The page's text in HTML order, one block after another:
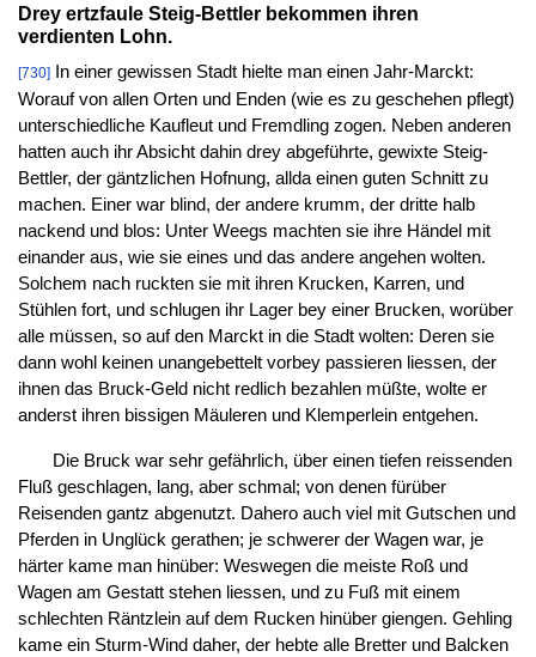
Drey ertzfaule Steig-Bettler bekommen ihren
verdienten Lohn.
[730]In einer gewissen Stadt hielte man einen Jahr-Marckt:
Worauf von allen Orten und Enden (wie es zu geschehen pflegt)
unterschiedliche Kaufleut und Fremdling zogen. Neben anderen
hatten auch ihr Absicht dahin drey abgeführte, gewixte Steig-
Bettler, der gäntzlichen Hofnung, allda einen guten Schnitt zu
machen. Einer war blind, der andere krumm, der dritte halb
nackend und blos: Unter Weegs machten sie ihre Händel mit
einander aus, wie sie eines und das andere angehen wolten.
Solchem nach ruckten sie mit ihren Krucken, Karren, und
Stühlen fort, und schlugen ihr Lager bey einer Brucken, worüber
alle müssen, so auf den Marckt in die Stadt wolten: Deren sie
dann wohl keinen unangebettelt vorbey passieren liessen, der
ihnen das Bruck-Geld nicht redlich bezahlen müßte, wolte er
anderst ihren bissigen Mäuleren und Klemperlein entgehen.
Die Bruck war sehr gefährlich, über einen tiefen reissenden
Fluß geschlagen, lang, aber schmal; von denen fürüber
Reisenden gantz abgenutzt. Dahero auch viel mit Gutschen und
Pferden in Unglück gerathen; je schwerer der Wagen war, je
härter kame man hinüber: Weswegen die meiste Roß und
Wagen am Gestatt stehen liessen, und zu Fuß mit einem
schlechten Räntzlein auf dem Rucken hinüber giengen. Gehling
kame ein Sturm-Wind daher, der hebte alle Bretter und Balcken